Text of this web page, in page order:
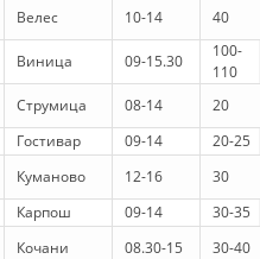
INFORMATIV
Велес 10-14 40
Виница 09-15.30
100-
110
Струмица 08-14
20
Гостивар 09-14
20-25
Куманово 12-16
30
Карпош 09-14
30-35
Кочани 08.30-15 30-40